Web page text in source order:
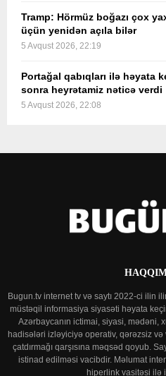
Tramp: Hörmüz boğazı çox
üçün yenidən açıla bilər
5 Avqust 2026, 22:19
Portağal qabıqları ilə həyata
sonra heyrətamiz nəticə verdi
5 Avqust 2026, 22:08
Bugun.tv internet tv və saytı 2022-ci ilin
müstəqil informasiya siyasəti həyata
Azərbaycanın ictimai, siyasi, mədəni,
hadisələri izləyiciyə operativ, qərəzsiz
çatdırmağı qarşısına məqsəd qoyub.
istinad edilməsi vacibdir. Məlumat
hiperlink vasitəsi ilə